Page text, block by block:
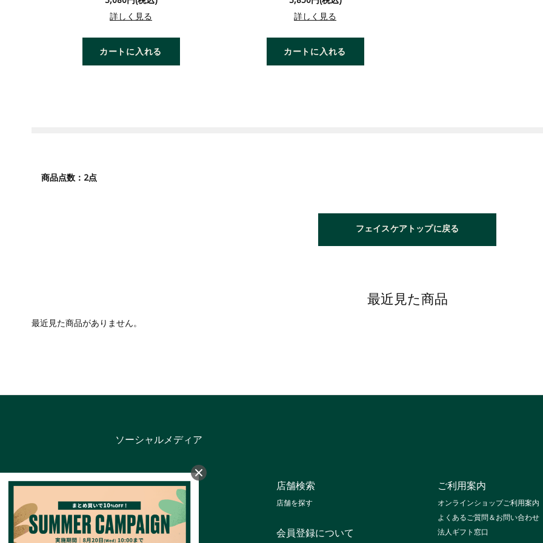
詳しく見る
カートに入れる
詳しく見る
カートに入れる
商品点数： 2点
フェイスケアトップに戻る
最近見た商品
最近見た商品がありません。
ソーシャルメディア
カテゴリー
バス＆ボディ
フェイスケア
フレグランス
店舗検索
店舗を探す
会員登録について
ご利用案内
オンラインショップご利用案内
よくあるご質問＆お問い合わせ
法人ギフト窓口